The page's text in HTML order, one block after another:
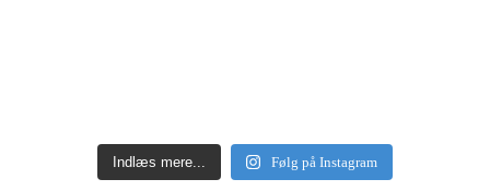
Indlæs mere... Følg på Instagram